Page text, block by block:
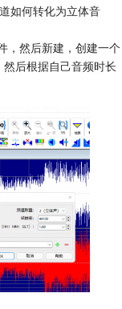
如何转化为立体音
，然后新建，创建一个
后根据自己音频时长